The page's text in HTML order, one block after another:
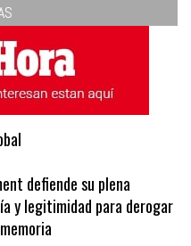
defiende su plena
y legitimidad para derogar